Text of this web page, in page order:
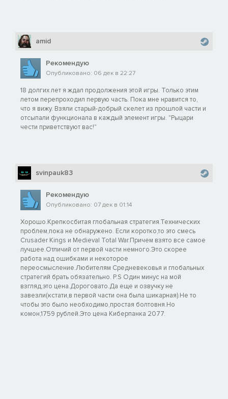
amid
Рекомендую
Опубликовано: 06 дек в 22:27
18 долгих лет я ждал продолжения этой игры. Только этим
летом перепроходил первую часть. Пока мне нравится то,
что я вижу. Взяли старый-добрый скелет из прошлой части и
отсыпали функционала в каждый элемент игры. "Рыцари
чести приветствуют вас!"
svinpauk83
Рекомендую
Опубликовано: 07 дек в 01:14
Хорошо.Крепкосбитая глобальная стратегия.Технических
проблем,пока не обнаружено. Если коротко,то это смесь
Crusader Kings и Medieval Total War.Причем взято все самое
лучшее.Отличий от первой части немного.Это скорее
работа над ошибками и некоторое
переосмысление.Любителям Средневековья и глобальных
стратегий брать обязательно. P.S Один минус на мой
взгляд,это цена.Дороговато.Да еще и озвучку не
завезли(кстати,в первой части она была шикарная).Не то
чтобы это было необходимо,простая болтовня.Но
комон,1759 рублей.Это цена Киберпанка 2077.